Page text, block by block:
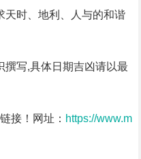
天时、地利、人与的和谐
撰写,具体日期吉凶请以最
接！网址： https://www.m